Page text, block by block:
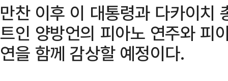
만찬 이후 이 대통령과 다카이치
트인 양방언의 피아노 연주와 피
연을 함께 감상할 예정이다.